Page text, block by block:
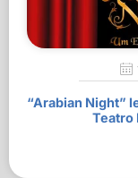
“Arabian Night”
Teatro